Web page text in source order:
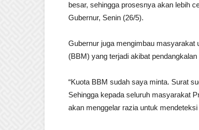
besar, sehingga prosesnya akan lebih
Gubernur, Senin (26/5).
Gubernur juga mengimbau
(BBM) yang terjadi akibat pendangkalan
“Kuota BBM sudah saya minta. Surat
Sehingga kepada seluruh masyarakat
akan menggelar razia untuk